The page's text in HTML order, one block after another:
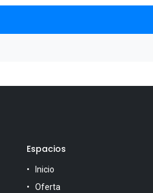
Espacios
Inicio
Oferta